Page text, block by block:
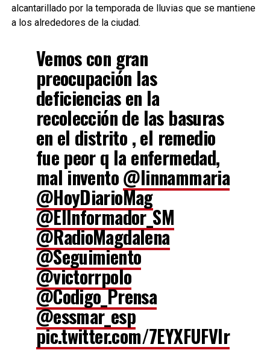
alcantarillado por la temporada de lluvias que se mantiene
a los alrededores de la ciudad.
Vemos con gran
preocupación las
deficiencias en la
recolección de las basuras
en el distrito , el remedio
fue peor q la enfermedad,
mal invento@linnammaria
@HoyDiarioMag
@ElInformador_SM
@RadioMagdalena
@Seguimiento
@victorrpolo
@Codigo_Prensa
@essmar_esp
pic.twitter.com/7EYXFUFVlr